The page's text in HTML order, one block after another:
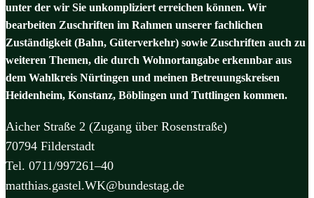
unter der wir Sie unkompliziert erreichen können. Wir
bearbeiten Zuschriften im Rahmen unserer fachlichen
Zuständigkeit (Bahn, Güterverkehr) sowie Zuschriften auch zu
weiteren Themen, die durch Wohnortangabe erkennbar aus
dem Wahlkreis Nürtingen und meinen Betreuungskreisen
Heidenheim, Konstanz, Böblingen und Tuttlingen kommen.
Aicher Straße 2 (Zugang über Rosenstraße)
70794 Filderstadt
Tel. 0711/997261–40
matthias.gastel.WK@bundestag.de